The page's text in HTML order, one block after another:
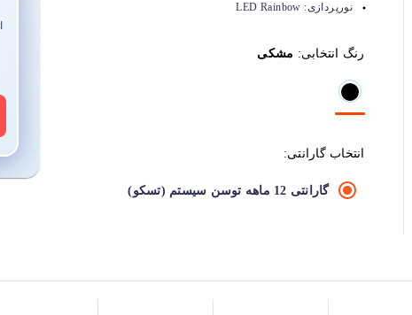
نورپردازی: LED Rainbow
رنگ انتخابی: مشکی
انتخاب گارانتی:
گارانتی 12 ماهه توسن سیستم (تسکو)